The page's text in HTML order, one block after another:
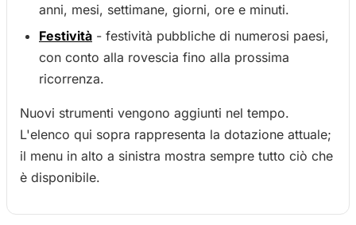
anni, mesi, settimane, giorni, ore e minuti.
Festività - festività pubbliche di numerosi paesi,
con conto alla rovescia fino alla prossima
ricorrenza.
Nuovi strumenti vengono aggiunti nel tempo.
L'elenco qui sopra rappresenta la dotazione attuale;
il menu in alto a sinistra mostra sempre tutto ciò che
è disponibile.